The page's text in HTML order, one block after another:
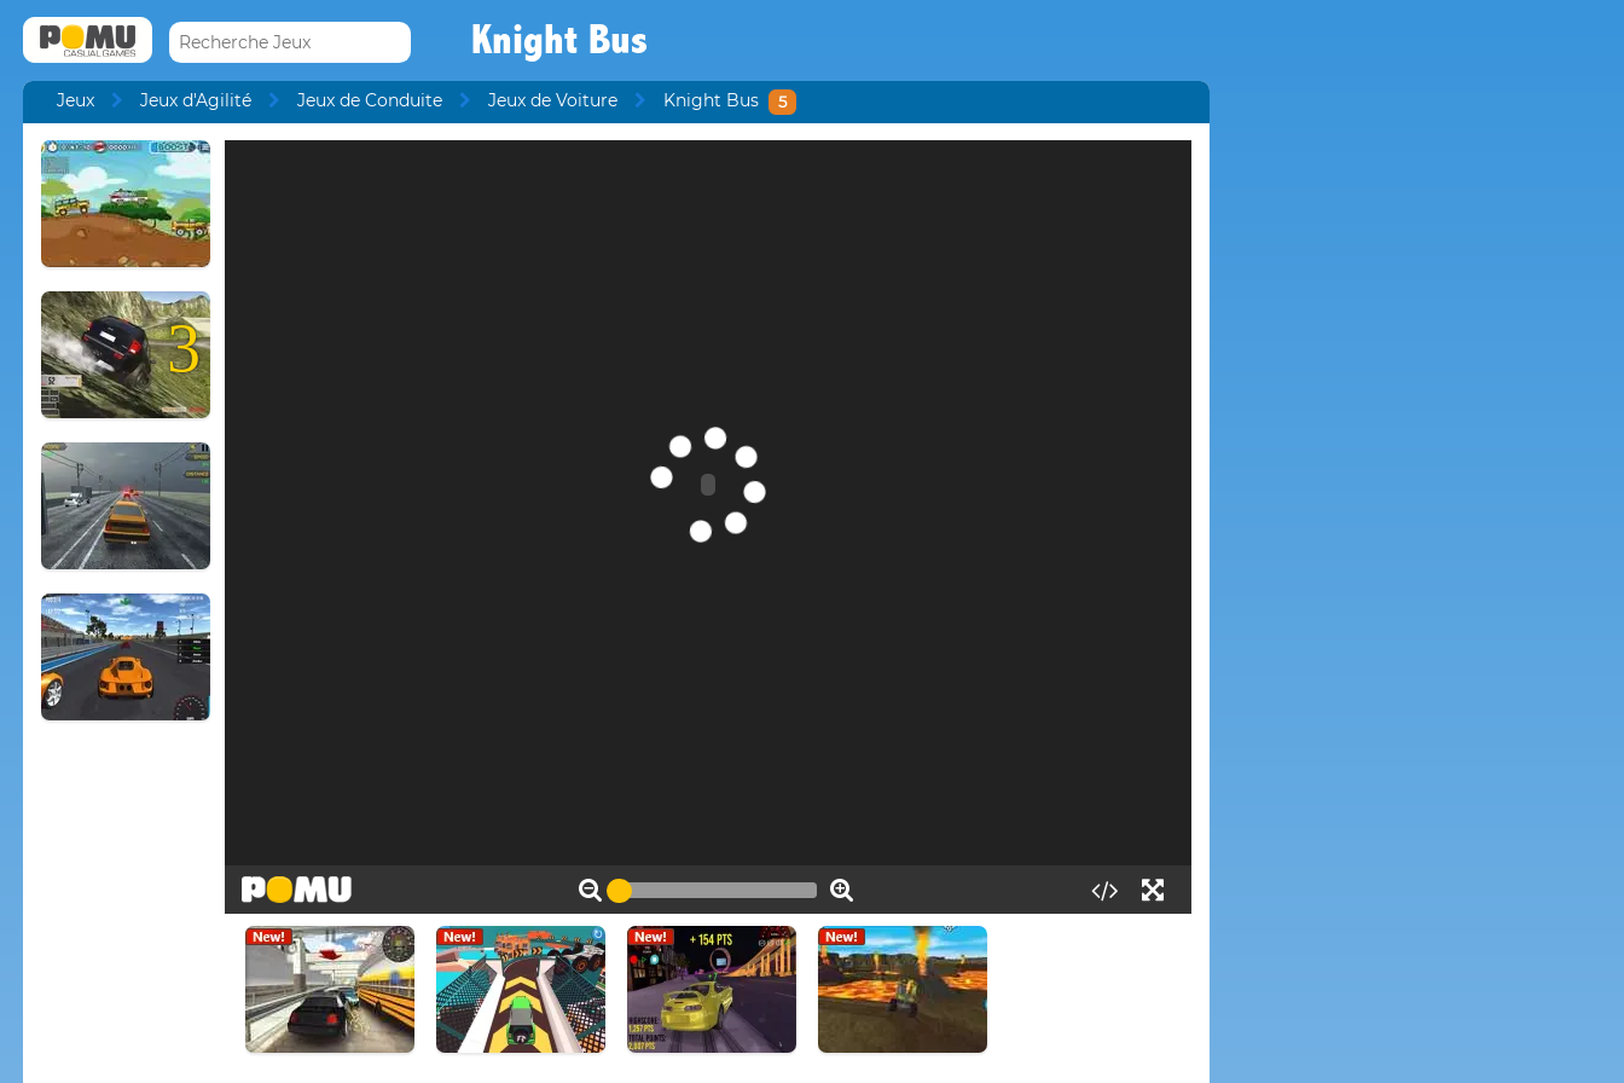
Knight Bus
Jeux Jeux d'Agilité Jeux de Conduite Jeux de Voiture Knight Bus 5
3